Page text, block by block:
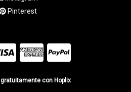
Pinterest
con Hoplix